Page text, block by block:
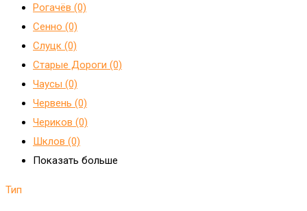
Рогачёв (0)
Сенно (0)
Слуцк (0)
Старые Дороги (0)
Чаусы (0)
Червень (0)
Чериков (0)
Шклов (0)
Показать больше
Тип